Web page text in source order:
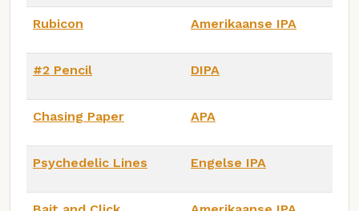
Rubicon Amerikaanse IPA
#2 Pencil DIPA
Chasing Paper APA
Psychedelic Lines Engelse IPA